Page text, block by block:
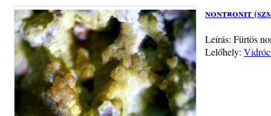
nontronit
Leírás: Fürtös
Lelőhely: